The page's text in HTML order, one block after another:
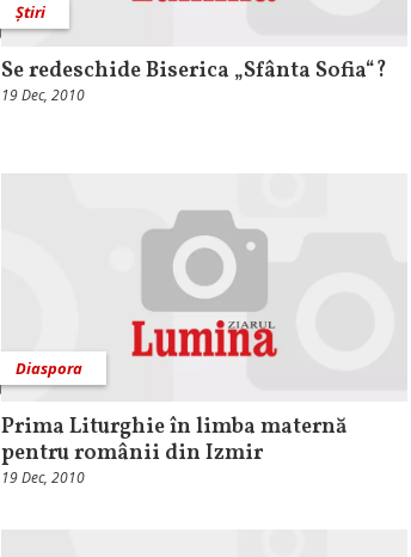
Știri
Se redeschide Biserica „Sfânta Sofia“?
19 Dec, 2010
Diaspora
Prima Liturghie în limba maternă
pentru românii din Izmir
19 Dec, 2010